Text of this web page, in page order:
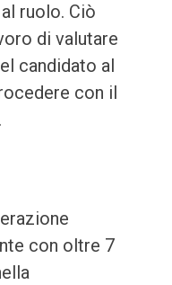
ruolo. Ciò
di valutare
candidato al
con il
con oltre 7